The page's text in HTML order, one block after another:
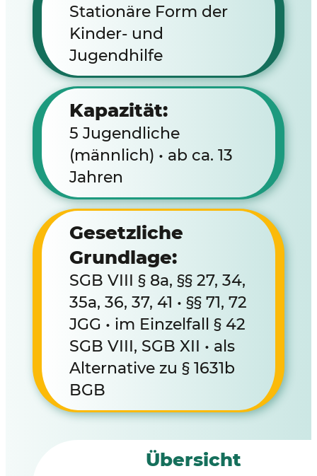
Stationäre Form der
Kinder- und
Jugendhilfe
Kapazität:
5 Jugendliche
(männlich) • ab ca. 13
Jahren
Gesetzliche
Grundlage:
SGB VIII § 8a, §§ 27, 34,
35a, 36, 37, 41 • §§ 71, 72
JGG • im Einzelfall § 42
SGB VIII, SGB XII • als
Alternative zu § 1631b
BGB
Übersicht